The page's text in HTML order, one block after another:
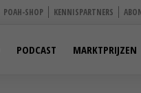
POAH-SHOP KENNISPARTNERS
PODCAST MARKTPRIJZEN